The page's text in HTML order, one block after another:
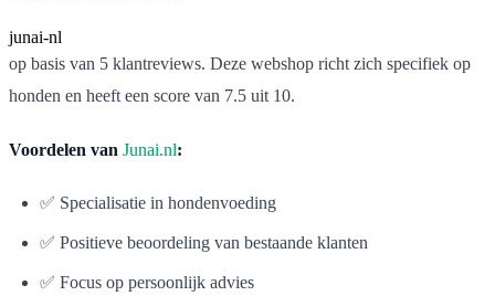
junai-nl
op basis van 5 klantreviews. Deze webshop richt zich specifiek op
honden en heeft een score van 7.5 uit 10.
Voordelen van Junai.nl:
✅ Specialisatie in hondenvoeding
✅ Positieve beoordeling van bestaande klanten
✅ Focus op persoonlijk advies